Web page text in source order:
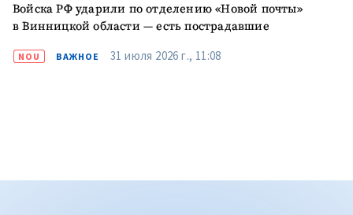
Войска РФ ударили по отделению «Новой почты»
в Винницкой области — есть пострадавшие
NOU ВАЖНОЕ 31 июля 2026 г., 11:08